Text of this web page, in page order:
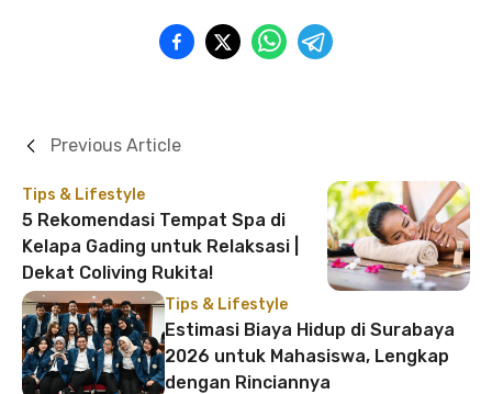
Tips & Lifestyle
5 Rekomendasi Tempat Spa di
Kelapa Gading untuk Relaksasi |
Dekat Coliving Rukita!
Previous Article
Tips & Lifestyle
Estimasi Biaya Hidup di Surabaya
2026 untuk Mahasiswa, Lengkap
dengan Rinciannya